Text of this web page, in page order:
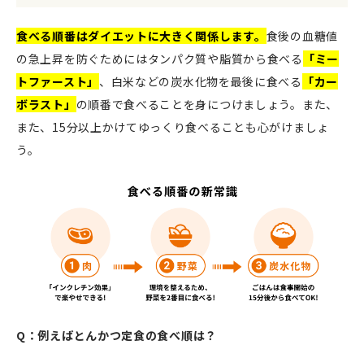
食べる順番はダイエットに大きく関係します。 食後の血糖値
の急上昇を防ぐためにはタンパク質や脂質から食べる 「ミー
トファースト」 、白米などの炭水化物を最後に食べる 「カー
ボラスト」 の順番で食べることを身につけましょう。また、
また、15分以上かけてゆっくり食べることも心がけましょ
う。
Q：例えばとんかつ定食の食べ順は？